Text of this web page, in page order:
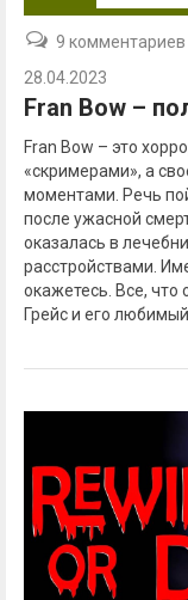
9 комментариев
28.04.2023
Fran Bow –
Fran Bow – это
«скримерами», а
моментами. Речь
после ужасной
оказалась в
расстройствами.
окажетесь. Все, что
Грейс и его